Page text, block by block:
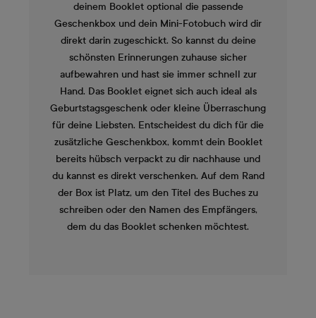
deinem Booklet optional die passende
Geschenkbox und dein Mini-Fotobuch wird dir
direkt darin zugeschickt. So kannst du deine
schönsten Erinnerungen zuhause sicher
aufbewahren und hast sie immer schnell zur
Hand. Das Booklet eignet sich auch ideal als
Geburtstagsgeschenk oder kleine Überraschung
für deine Liebsten. Entscheidest du dich für die
zusätzliche Geschenkbox, kommt dein Booklet
bereits hübsch verpackt zu dir nachhause und
du kannst es direkt verschenken. Auf dem Rand
der Box ist Platz, um den Titel des Buches zu
schreiben oder den Namen des Empfängers,
dem du das Booklet schenken möchtest.